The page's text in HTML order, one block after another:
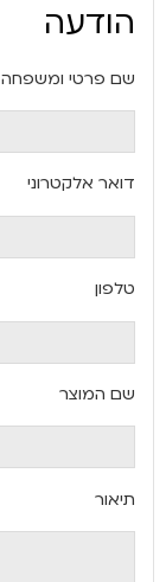
הודעה
שם פרטי ומשפחה
דואר אלקטרוני
טלפון
שם המוצר
תיאור